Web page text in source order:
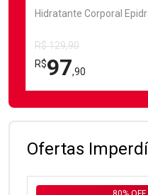
Hidratante Corporal
R$ 129,90
R$97,90
Ofertas